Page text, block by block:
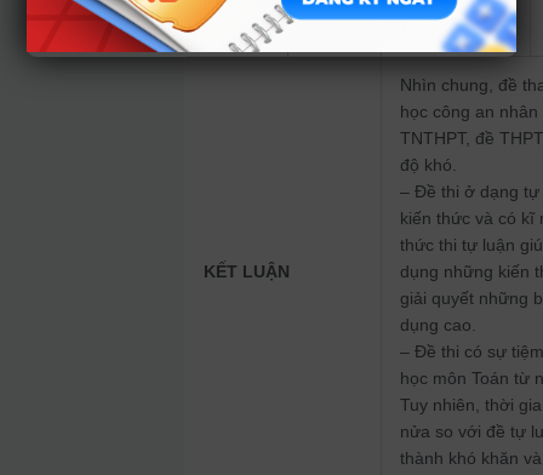
liên môn
KẾT LUẬN
Nhìn chung, đề
học công an
TNTHPT, đề
độ khó.
– Đề thi ở dạng tự
kiến thức và có kĩ
thức thi tự luận
dụng những kiến
giải quyết những
dụng cao.
– Đề thi có sự
học môn Toán từ
Tuy nhiên, thời
nửa so với đề tự
thành khó khăn